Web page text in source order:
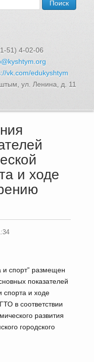
51) 4-02-06
vk.com/edukyshtym
ул. Ленина, д. 11
и банки данных
и ходе
и спорт” размещен
показателей
спорта и ходе
в соответствии
развития
городского